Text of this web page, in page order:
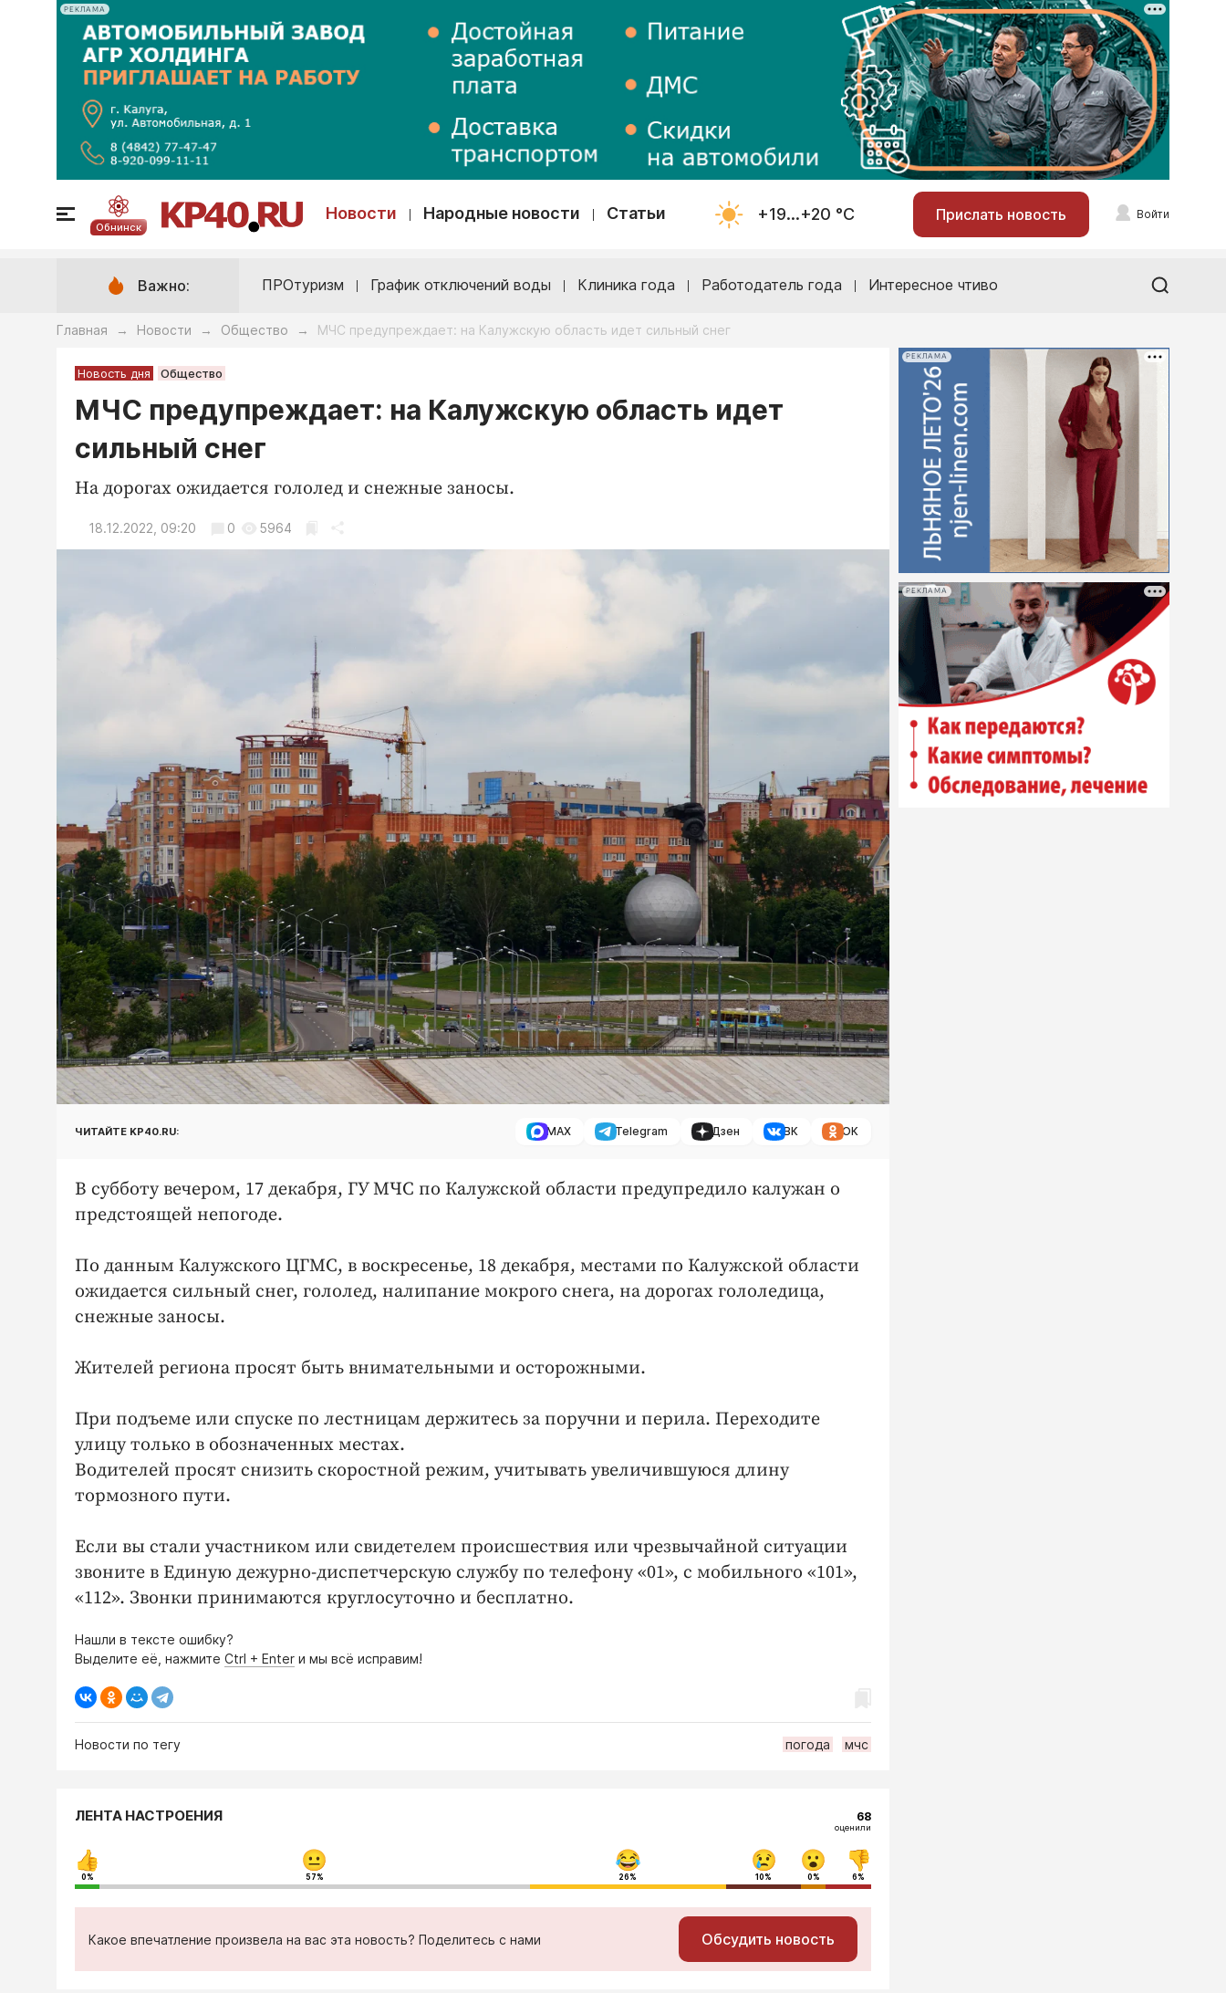
РЕКЛАМА
Обнинск
Новости Народные новости Статьи +19...+20 °С Прислать новость Войти
Важно: ПРОтуризм График отключений воды Клиника года Работодатель года Интересное чтиво
Главная → Новости → Общество → МЧС предупреждает: на Калужскую область идет сильный снег
Новость дня Общество
МЧС предупреждает: на Калужскую область идет
сильный снег
На дорогах ожидается гололед и снежные заносы.
18.12.2022, 09:20 0 5964
ЧИТАЙТЕ KP40.RU: MAX Telegram Дзен ВК ОК
В субботу вечером, 17 декабря, ГУ МЧС по Калужской области предупредило калужан о
предстоящей непогоде.
По данным Калужского ЦГМС, в воскресенье, 18 декабря, местами по Калужской области
ожидается сильный снег, гололед, налипание мокрого снега, на дорогах гололедица,
снежные заносы.
Жителей региона просят быть внимательными и осторожными.
При подъеме или спуске по лестницам держитесь за поручни и перила. Переходите
улицу только в обозначенных местах.
Водителей просят снизить скоростной режим, учитывать увеличившуюся длину
тормозного пути.
Если вы стали участником или свидетелем происшествия или чрезвычайной ситуации
звоните в Единую дежурно-диспетчерскую службу по телефону «01», с мобильного «101»,
«112». Звонки принимаются круглосуточно и бесплатно.
Нашли в тексте ошибку?
Выделите её, нажмите Ctrl + Enter и мы всё исправим!
Новости по тегу погода мчс
РЕКЛАМА
РЕКЛАМА
ЛЕНТА НАСТРОЕНИЯ 68
оценили
0% 57% 26% 10% 0% 6%
Какое впечатление произвела на вас эта новость? Поделитесь с нами Обсудить новость